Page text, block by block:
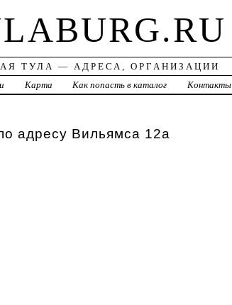
ТУЛА — АДРЕСА, ОРГАНИЗАЦИИ
Карта Как попасть в каталог Контакты
адресу Вильямса 12а